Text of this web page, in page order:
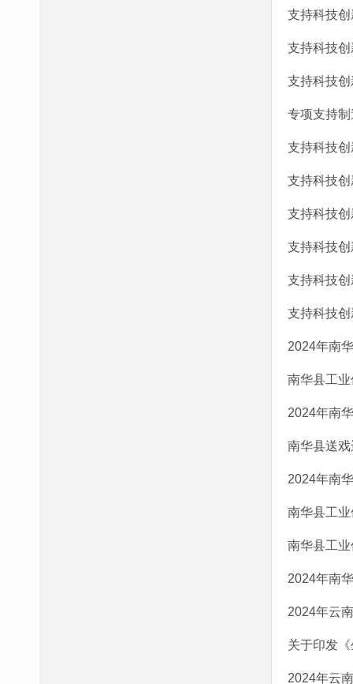
支持科技
支持科技
支持科技
专项支持
支持科技
支持科技
支持科技
支持科技
支持科技
支持科技
2024年南
南华县工
2024年南
南华县送
2024年南
南华县工
南华县工
2024年南
2024年云
关于印发
2024年云